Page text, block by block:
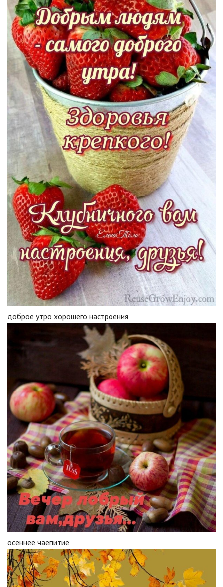
доброе утро хорошего настроения
осеннее чаепитие